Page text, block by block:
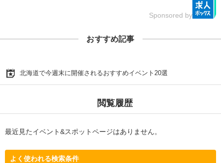
Sponsored by
おすすめ記事
北海道で今週末に開催されるおすすめイベント20選
閲覧履歴
最近見たイベント&スポットページはありません。
よく使われる検索条件